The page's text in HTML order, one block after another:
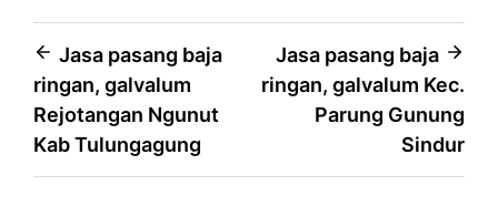
Post
navigation
Jasa pasang baja
ringan, galvalum
Rejotangan Ngunut
Kab Tulungagung
Jasa pasang baja
ringan, galvalum Kec.
Parung Gunung
Sindur